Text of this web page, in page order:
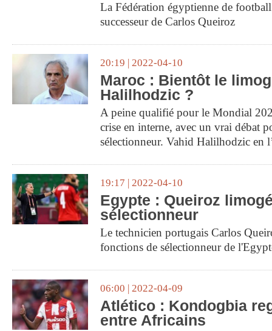
La Fédération égyptienne de
successeur de Carlos Queiroz
20:19 | 2022-04-10
Maroc : Bientôt le
Halilhodzic ?
A peine qualifié pour le Mondial
crise en interne, avec un vrai débat
sélectionneur. Vahid Halilhodzic en
19:17 | 2022-04-10
Egypte : Queiroz
sélectionneur
Le technicien portugais Carlos
fonctions de sélectionneur de
06:00 | 2022-04-09
Atlético : Kondogbia
entre Africains